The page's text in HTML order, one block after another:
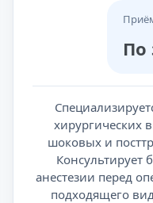
По
хирургических
шоковых и
Консультирует
анестезии перед
подходящего